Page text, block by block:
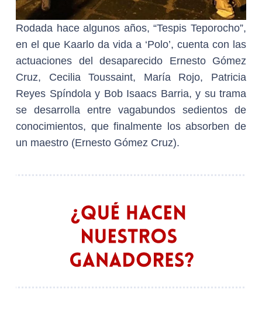
Rodada hace algunos años, “Tespis Teporocho”,
en el que Kaarlo da vida a ‘Polo’, cuenta con las
actuaciones del desaparecido Ernesto Gómez
Cruz, Cecilia Toussaint, María Rojo, Patricia
Reyes Spíndola y Bob Isaacs Barria, y su trama
se desarrolla entre vagabundos sedientos de
conocimientos, que finalmente los absorben de
un maestro (Ernesto Gómez Cruz).